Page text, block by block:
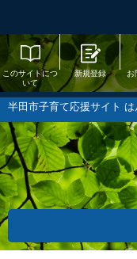
このサイトにつ
いて
新規登録 お
半田市子育て応援サイト は